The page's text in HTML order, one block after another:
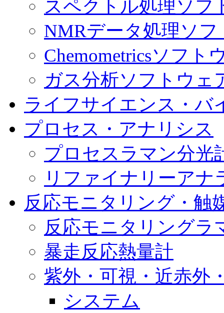
スペクトル処理ソフ
NMRデータ処理ソ
Chemometricsソフト
ガス分析ソフトウェ
ライフサイエンス・バ
プロセス・アナリシス
プロセスラマン分光
リファイナリーアナ
反応モニタリング・触
反応モニタリングラ
暴走反応熱量計
紫外・可視・近赤外
システム